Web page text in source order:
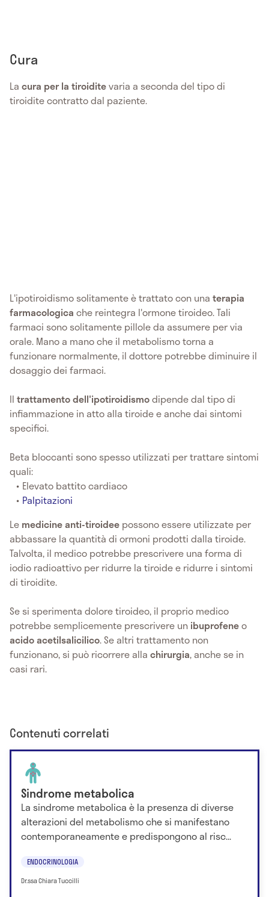
Cura
La cura per la tiroiditevaria a seconda del tipo di
tiroidite contratto dal paziente.
L'ipotiroidismo solitamente è trattato con una terapia
farmacologica che reintegra l'ormone tiroideo. Tali
farmaci sono solitamente pillole da assumere per via
orale. Mano a mano che il metabolismo torna a
funzionare normalmente, il dottore potrebbe diminuire il
dosaggio dei farmaci.
Il trattamento dell'ipotiroidismodipende dal tipo di
infiammazione in atto alla tiroide e anche dai sintomi
specifici.
Beta bloccanti sono spesso utilizzati per trattare sintomi
quali:
Elevato battito cardiaco
Palpitazioni
Le medicine anti-tiroidee possono essere utilizzate per
abbassare la quantità di ormoni prodotti dalla tiroide.
Talvolta, il medico potrebbe prescrivere una forma di
iodio radioattivo per ridurre la tiroide e ridurre i sintomi
di tiroidite.
Se si sperimenta dolore tiroideo, il proprio medico
potrebbe semplicemente prescrivere un ibuprofeneo
acido acetilsalicilico. Se altri trattamento non
funzionano, si può ricorrere alla chirurgia, anche se in
casi rari.
Contenuti correlati
Sindrome metabolica
La sindrome metabolica è la presenza di diverse
alterazioni del metabolismo che si manifestano
contemporaneamente e predispongono al risc...
ENDOCRINOLOGIA
Dr.ssa Chiara Tuccilli